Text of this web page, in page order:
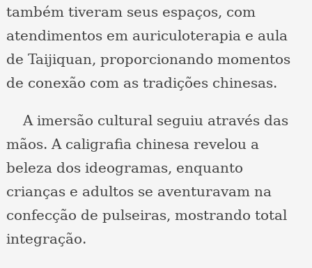
também tiveram seus espaços, com
atendimentos em auriculoterapia e aula
de Taijiquan, proporcionando momentos
de conexão com as tradições chinesas.
A imersão cultural seguiu através das
mãos. A caligrafia chinesa revelou a
beleza dos ideogramas, enquanto
crianças e adultos se aventuravam na
confecção de pulseiras, mostrando total
integração.